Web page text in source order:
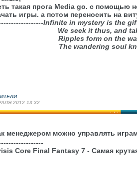
такая прога Media go. с помощью
игры. а потом переносить на
Infinite in mystery is the
We seek it thus, and
Ripples form on the
The wandering soul
2012 13:32
менеджером можно управлять
Core Final Fantasy 7 - Самая